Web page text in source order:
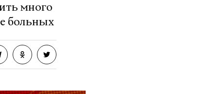
много
больных